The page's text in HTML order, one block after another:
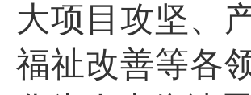
大项目攻坚、
福祉改善等各